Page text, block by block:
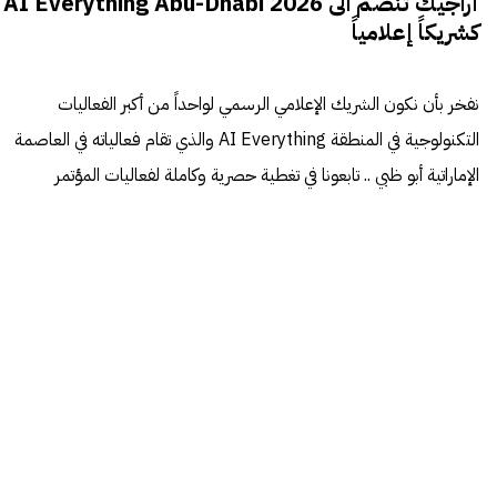
كشريكاً إعلامياً
نفخر بأن نكون الشريك الإعلامي الرسمي لواحداً من أكبر الفعاليات
التكنولوجية في المنطقة AI Everything والذي تقام فعالياته في العاصمة
الإماراتية أبو ظبي .. تابعونا في تغطية حصرية وكاملة لفعاليات المؤتمر